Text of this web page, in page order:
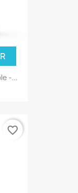
-...
favorite_border